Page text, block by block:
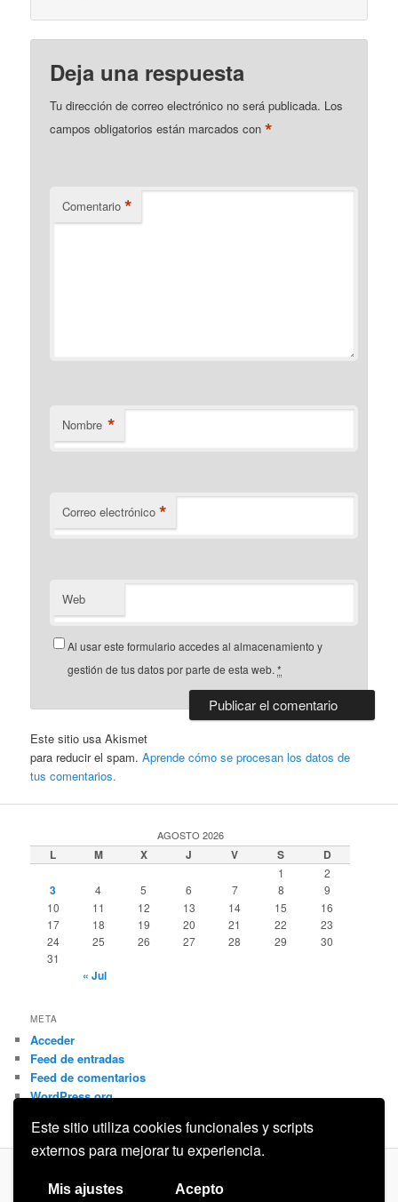
Este sitio utiliza cookies funcionales y scripts
externos para mejorar tu experiencia.
Mis ajustes Acepto
Deja una respuesta
Tu dirección de correo electrónico no será publicada. Los
campos obligatorios están marcados con*
Comentario *
Nombre *
Correo electrónico *
Web
Al usar este formulario accedes al almacenamiento y
gestión de tus datos por parte de esta web.*
Este sitio usa Akismet
para reducir el spam.Aprende cómo se procesan los datos de
tus comentarios.
AGOSTO 2026
L M X J V S D
1 2
3 4 5 6 7 8
9
10
11 12 13 14 15
16
17
18 19 20 21 22
23
24
25 26 27 28 29
30
31
« Jul
META
Acceder
Feed de entradas
Feed de comentarios
WordPress.org
Privacidad Funciona gracias a WordPress